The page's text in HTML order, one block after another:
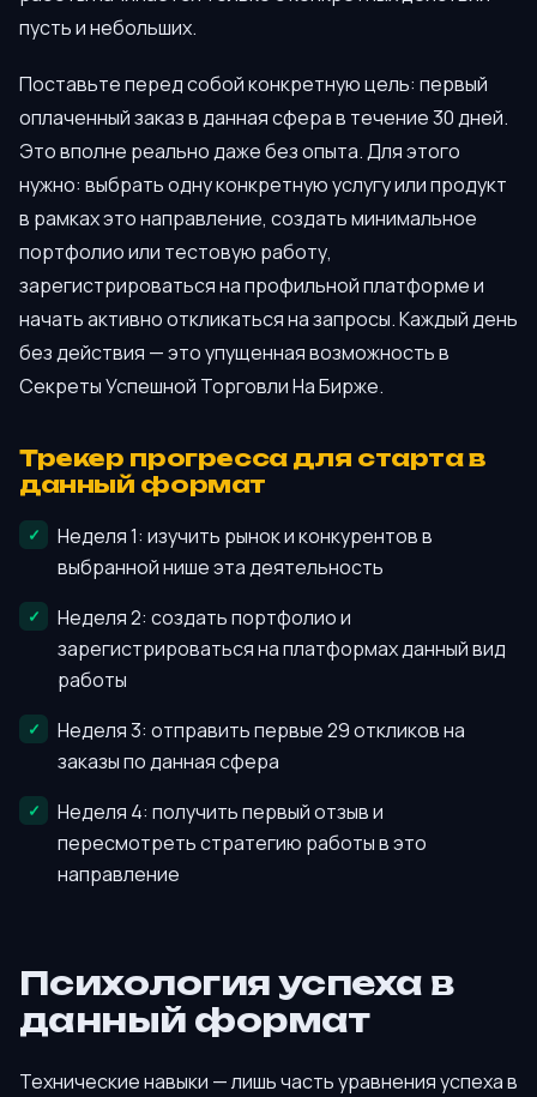
пусть и небольших.
Поставьте перед собой конкретную цель: первый
оплаченный заказ в данная сфера в течение 30 дней.
Это вполне реально даже без опыта. Для этого
нужно: выбрать одну конкретную услугу или продукт
в рамках это направление, создать минимальное
портфолио или тестовую работу,
зарегистрироваться на профильной платформе и
начать активно откликаться на запросы. Каждый день
без действия — это упущенная возможность в
Секреты Успешной Торговли На Бирже.
Трекер прогресса для старта в
данный формат
Неделя 1: изучить рынок и конкурентов в
выбранной нише эта деятельность
Неделя 2: создать портфолио и
зарегистрироваться на платформах данный вид
работы
Неделя 3: отправить первые 29 откликов на
заказы по данная сфера
Неделя 4: получить первый отзыв и
пересмотреть стратегию работы в это
направление
Психология успеха в
данный формат
Технические навыки — лишь часть уравнения успеха в